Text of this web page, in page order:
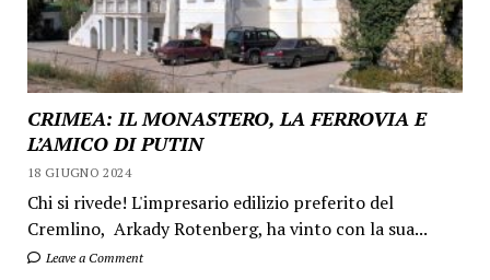
CRIMEA: IL MONASTERO, LA FERROVIA E
L’AMICO DI PUTIN
18 GIUGNO 2024
Chi si rivede! L'impresario edilizio preferito del
Cremlino, Arkady Rotenberg, ha vinto con la sua...
Leave a Comment